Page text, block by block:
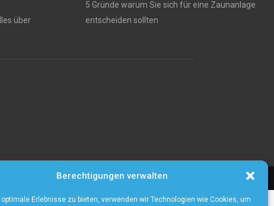
Berechtigungen verwalten
Erlebnisse zu bieten, verwenden wir Technologien wie Cookies, um
über
5 Gründe warum Sie sich für eine Zaunanlage
entscheiden sollten
Cookie policy (EU) Our authors Partners Contact